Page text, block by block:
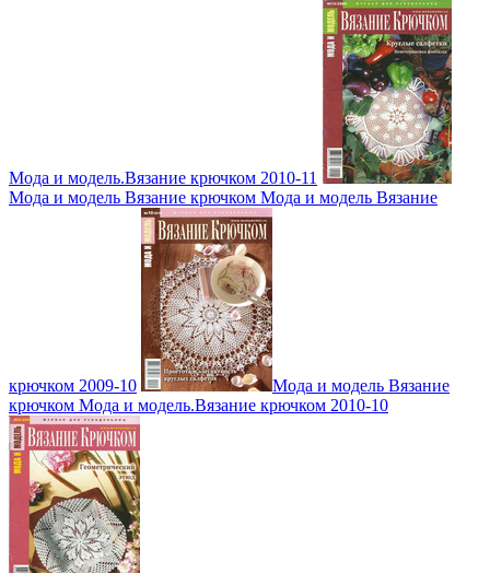
Мода и модель.Вязание крючком 2010-11
Мода и модель Вязание крючком Мода и модель Вязание
крючком 2009-10
Мода и модель Вязание
крючком Мода и модель.Вязание крючком 2010-10